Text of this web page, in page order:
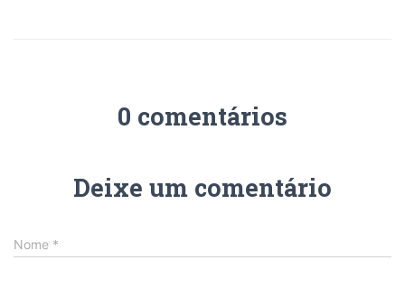
0 comentários
Deixe um comentário
Nome *